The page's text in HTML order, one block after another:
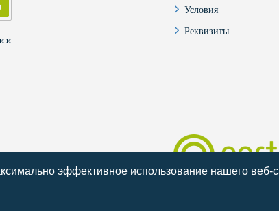
эффективное использование нашего веб-
и
Условия
Реквизиты
Разработка